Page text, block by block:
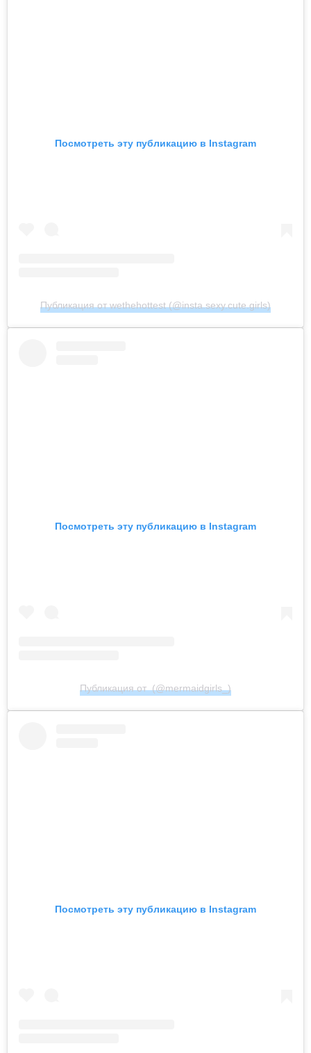
Посмотреть эту публикацию в Instagram
Публикация от wethehottest (@insta.sexy.cute.girls)
Посмотреть эту публикацию в Instagram
Публикация от ㅤ (@mermaidgirls_)
Посмотреть эту публикацию в Instagram